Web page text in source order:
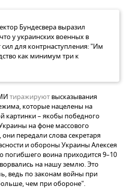
Бундесвера выразил
у украинских военных в
сил для контрнаступления: "Им
как минимум три к
тиражируют высказывания
которые нацелены на
картинки – якобы победного
на фоне массового
передали слова секретаря
и обороны Украины Алексея
воина приходится 9–10
на нашу землю. Это
ведь по законам войны при
чем при обороне".